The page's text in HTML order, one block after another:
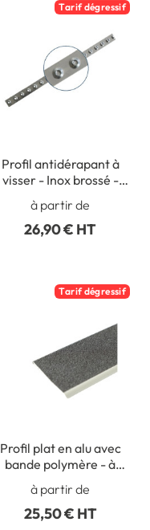
Tarif dégressif
Profil antidérapant à
visser - Inox brossé -
Intérieur/ Extérieur
à partir de
26,90 € HT
Tarif dégressif
Profil plat en alu avec
bande polymère - à
à partir de
25,50 € HT